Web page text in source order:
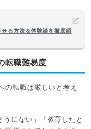
る方法＆体験談を徹底紹
転職難易度
の転職は厳しいと考え
にない」「教育したと